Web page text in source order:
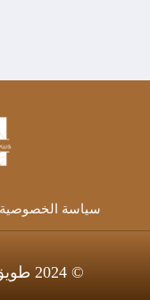
سياسة
© 2024 طويق نيوز | برمجة وتصميم